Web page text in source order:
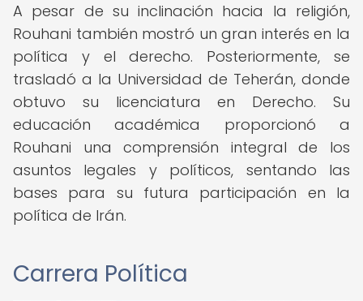
A pesar de su inclinación hacia la religión,
Rouhani también mostró un gran interés en la
política y el derecho. Posteriormente, se
trasladó a la Universidad de Teherán, donde
obtuvo su licenciatura en Derecho. Su
educación académica proporcionó a
Rouhani una comprensión integral de los
asuntos legales y políticos, sentando las
bases para su futura participación en la
política de Irán.
Carrera Política